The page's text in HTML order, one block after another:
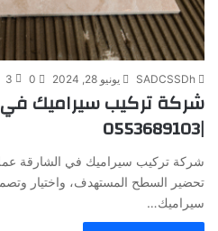
SADCSSDh يونيو 28, 2024 0
3
شركة تركيب سيراميك في
|0553689103
شركة تركيب سيراميك في الشارقة
تحضير السطح المستهدف، واختيار
سيراميك…